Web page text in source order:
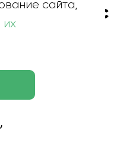
волос
сайта,
их